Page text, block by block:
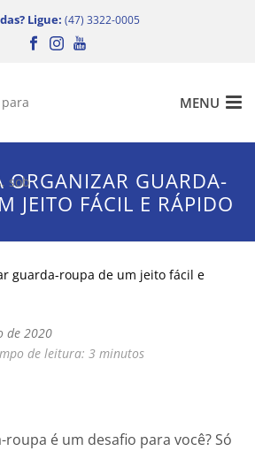
Ligue: (47) 3322-0005
ORGANIZAR GUARDA-
JEITO FÁCIL E RÁPIDO
de 2020
de leitura: 3 minutos
é um desafio para você? Só